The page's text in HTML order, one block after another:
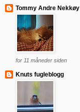
Tommy Andre Nekkøy
for 11 måneder siden
Knuts fugleblogg